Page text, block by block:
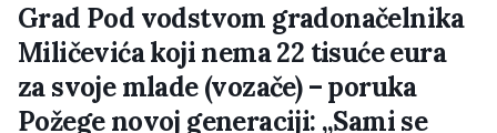
Poljoprivreda
Politika
Gospodarstvo
Grad Pod vodstvom gradonačelnika
Miličevića koji nema 22 tisuće eura
za svoje mlade (vozače) – poruka
Požege novoj generaciji: „Sami se